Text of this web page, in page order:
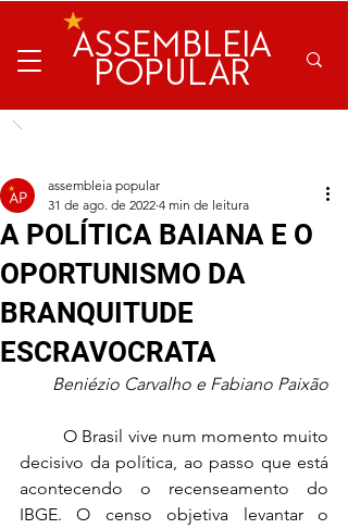
ASSEMBLEIA
POPULAR
A POLÍTICA BAIANA E O
OPORTUNISMO DA
BRANQUITUDE
ESCRAVOCRATA
assembleia popular
31 de ago. de 2022 4 min de leitura
Beniézio Carvalho e Fabiano Paixão
	O Brasil vive num momento muito
decisivo da política, ao passo que está
acontecendo o recenseamento do
IBGE. O censo objetiva levantar o